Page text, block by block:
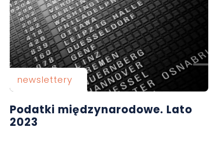
newslettery
Podatki międzynarodowe. Lato
2023